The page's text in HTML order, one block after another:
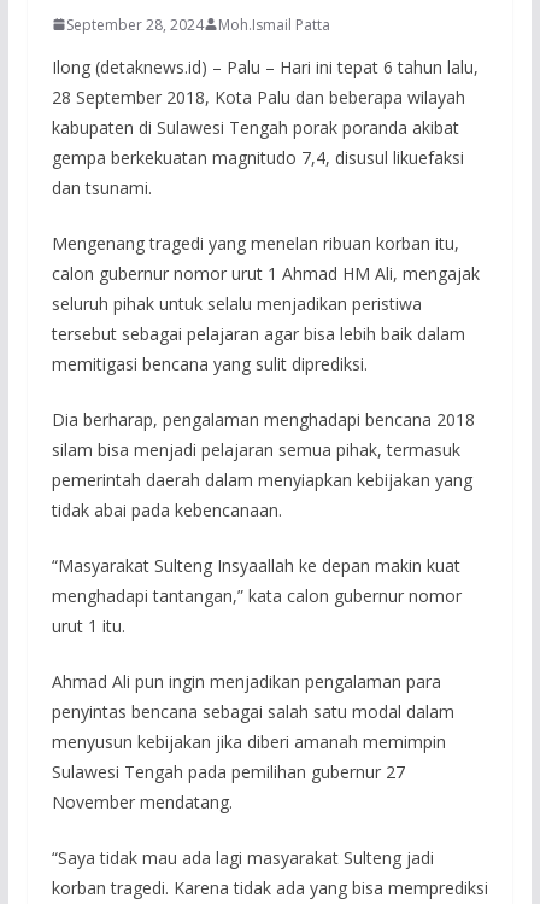
September 28, 2024 Moh.Ismail Patta
Ilong (detaknews.id) – Palu – Hari ini tepat 6 tahun lalu,
28 September 2018, Kota Palu dan beberapa wilayah
kabupaten di Sulawesi Tengah porak poranda akibat
gempa berkekuatan magnitudo 7,4, disusul likuefaksi
dan tsunami.
Mengenang tragedi yang menelan ribuan korban itu,
calon gubernur nomor urut 1 Ahmad HM Ali, mengajak
seluruh pihak untuk selalu menjadikan peristiwa
tersebut sebagai pelajaran agar bisa lebih baik dalam
memitigasi bencana yang sulit diprediksi.
Dia berharap, pengalaman menghadapi bencana 2018
silam bisa menjadi pelajaran semua pihak, termasuk
pemerintah daerah dalam menyiapkan kebijakan yang
tidak abai pada kebencanaan.
“Masyarakat Sulteng Insyaallah ke depan makin kuat
menghadapi tantangan,” kata calon gubernur nomor
urut 1 itu.
Ahmad Ali pun ingin menjadikan pengalaman para
penyintas bencana sebagai salah satu modal dalam
menyusun kebijakan jika diberi amanah memimpin
Sulawesi Tengah pada pemilihan gubernur 27
November mendatang.
“Saya tidak mau ada lagi masyarakat Sulteng jadi
korban tragedi. Karena tidak ada yang bisa memprediksi